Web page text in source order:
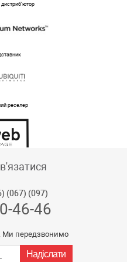
дистриб'ютор
реселер
(067) (097)
46-46
Ми передзвонимо